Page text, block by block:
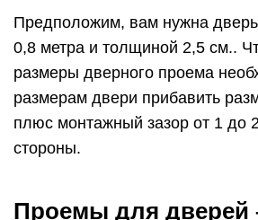
Предположим, вам нужна
0,8 метра и толщиной 2,5 см..
размеры дверного проема
размерам двери прибавить
плюс монтажный зазор от 1 до
стороны.
Проемы для